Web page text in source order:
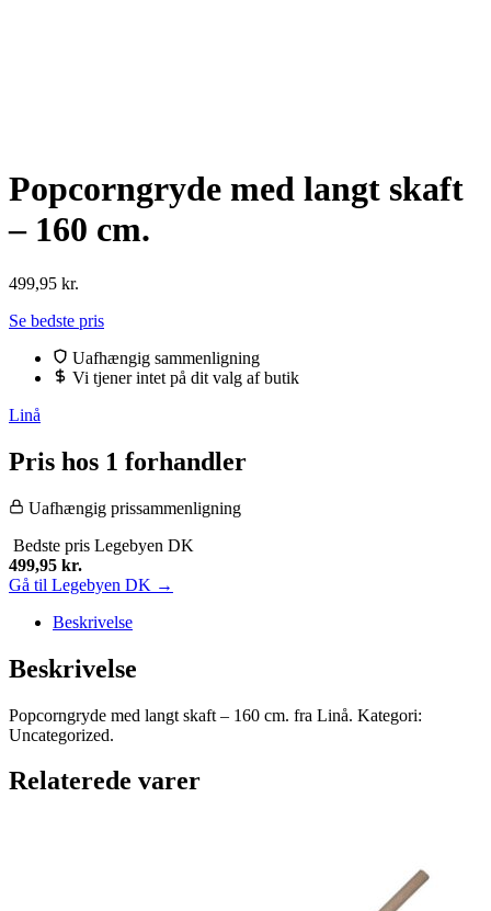
Popcorngryde med langt skaft
– 160 cm.
499,95 kr.
Se bedste pris
Uafhængig sammenligning
Vi tjener intet på dit valg af butik
Linå
Pris hos 1 forhandler
Uafhængig prissammenligning
Bedste pris Legebyen DK
499,95 kr.
Gå til Legebyen DK →
Beskrivelse
Beskrivelse
Popcorngryde med langt skaft – 160 cm. fra Linå. Kategori:
Uncategorized.
Relaterede varer